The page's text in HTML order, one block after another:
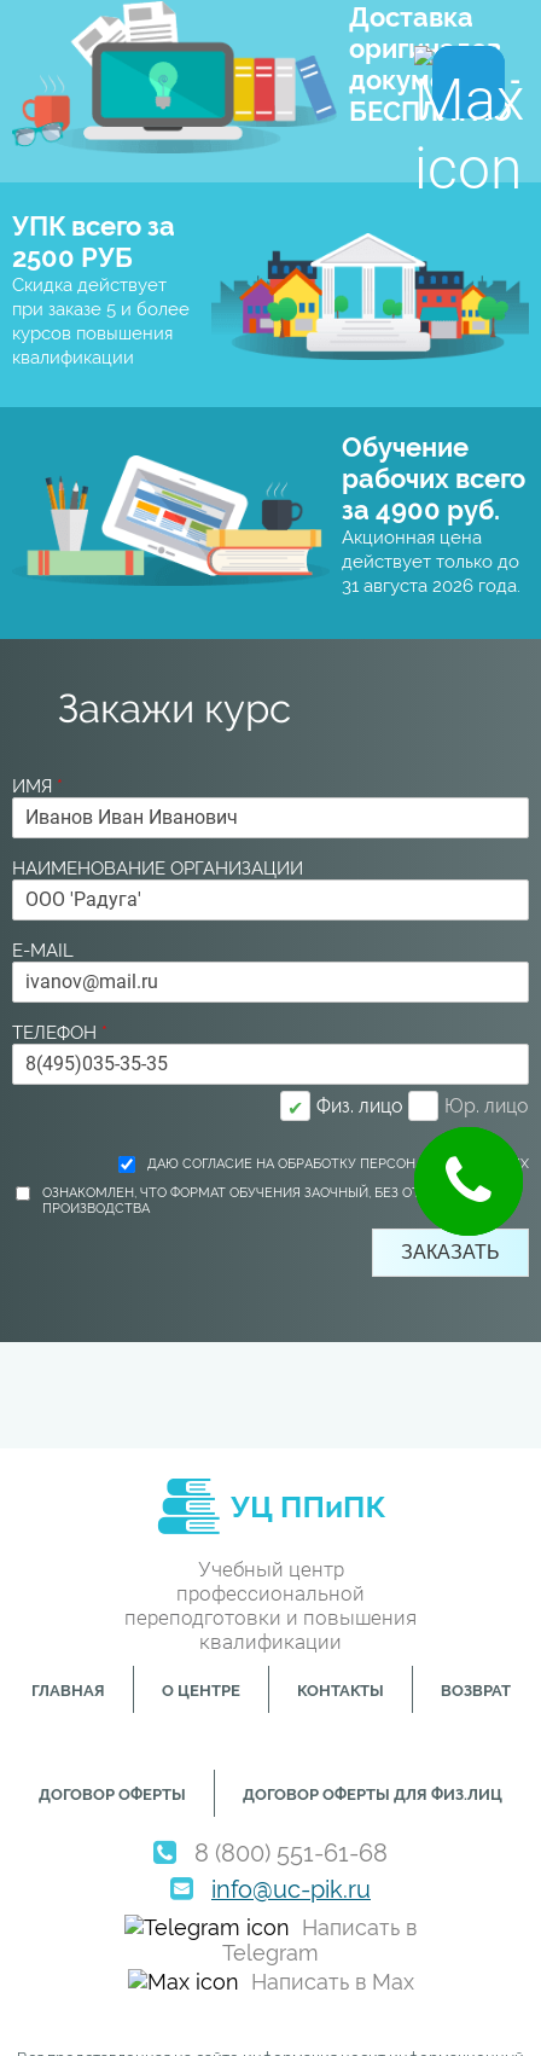
Доставка
оригиналов
документов -
БЕСПЛАТНО
УПК всего за
2500 РУБ
Скидка действует
при заказе 5 и более
курсов повышения
квалификации
Обучение
рабочих всего
за 4900 руб.
Акционная цена
действует только до
31 августа 2026 года.
Закажи курс
ИМЯ *
НАИМЕНОВАНИЕ ОРГАНИЗАЦИИ
E-MAIL
ТЕЛЕФОН *
✔ Физ. лицо Юр. лицо
ДАЮ СОГЛАСИЕ НА ОБРАБОТКУ ПЕРСОНАЛЬНЫХ ДАННЫХ
ОЗНАКОМЛЕН, ЧТО ФОРМАТ ОБУЧЕНИЯ ЗАОЧНЫЙ, БЕЗ ОТРЫВА ОТ
ПРОИЗВОДСТВА
Учебный центр
профессиональной
переподготовки и повышения
квалификации
ГЛАВНАЯ О ЦЕНТРЕ КОНТАКТЫ ВОЗВРАТ
ДОГОВОР ОФЕРТЫ ДОГОВОР ОФЕРТЫ ДЛЯ ФИЗ.ЛИЦ
8 (800) 551-61-68
info@uc-pik.ru
Написать в
Telegram
Написать в Max